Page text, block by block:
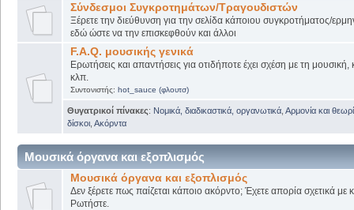
Σύνδεσμοι Συγκροτημάτων/Τραγουδιστών
Ξέρετε την διεύθυνση για την σελίδα κάποιου συγκροτήματος/
εδώ ώστε να την επισκεφθούν και άλλοι
F.A.Q. μουσικής γενικά
Ερωτήσεις και απαντήσεις για οτιδήποτε έχει σχέση με τη μουσική,
κλπ.
Συντονιστής: hot_sauce (φλουτσ)
Θυγατρικοί πίνακες: Νομικά, διαδικαστικά, οργανωτικά Αρμονία και
δίσκοι Ακόρντα
Μουσικά όργανα και εξοπλισμός
Μουσικά όργανα και εξοπλισμός
Δεν ξέρετε πως παίζεται κάποιο ακόρντο; Έχετε απορία σχετικά
Ρωτήστε.